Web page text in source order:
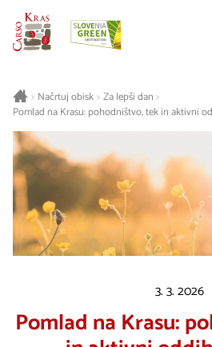
> Načrtuj obisk> Za lepši dan >
Pomlad na Krasu: pohodništvo, tek in aktivni
3. 3. 2026
Pomlad na Krasu: